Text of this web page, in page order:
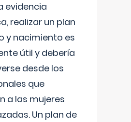
evidencia
realizar un plan
y nacimiento es
útil y debería
desde los
que
a las mujeres
Un plan de